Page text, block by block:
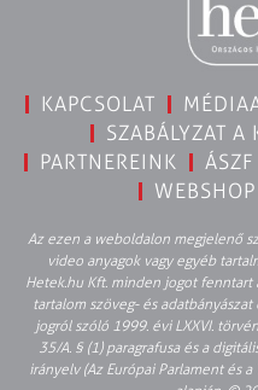
KAPCSOLAT
SZABÁLYZAT A
PARTNEREINK
ÁSZF
WEBSHOP
Az ezen a weboldalon megjelenő
video anyagok vagy egyéb
Hetek.hu Kft. minden jogot fenntart
tartalom szöveg- és
jogról szóló 1999. évi LXXVI.
35/A. § (1) paragrafusa és a
irányelv (Az Európai Parlament és